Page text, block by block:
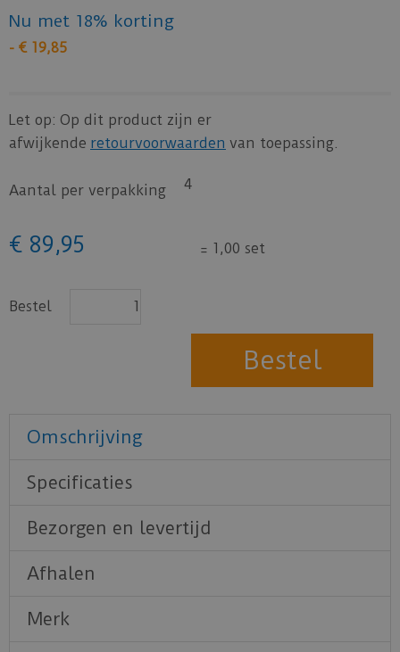
Nu met 18% korting
- € 19,85
Let op: Op dit product zijn er
afwijkende retourvoorwaarden van toepassing.
Aantal per verpakking 4
€ 89,95 = 1,00 set
Bestel
Omschrijving
Specificaties
Bezorgen en levertijd
Afhalen
Merk